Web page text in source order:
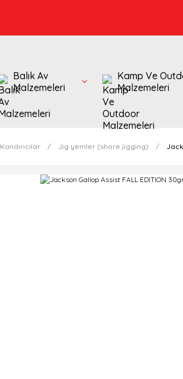
Balık Av
Malzemeleri
Kamp Ve
Malzemeleri
Kandırıcılar Jig yemler (shore jigging)